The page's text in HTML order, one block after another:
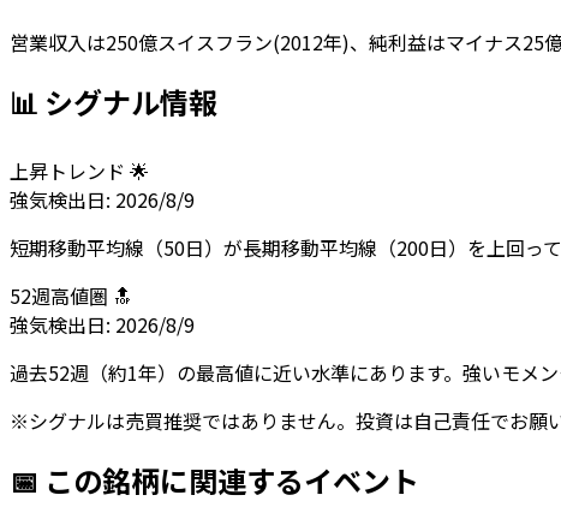
営業収入は250億スイスフラン(2012年)、純利益はマイナス25
📊 シグナル情報
上昇トレンド 🌟
強気検出日: 2026/8/9
短期移動平均線（50日）が長期移動平均線（200日）を上回っ
52週高値圏 🔝
強気検出日: 2026/8/9
過去52週（約1年）の最高値に近い水準にあります。強いモメ
※シグナルは売買推奨ではありません。投資は自己責任でお願い
📅 この銘柄に関連するイベント